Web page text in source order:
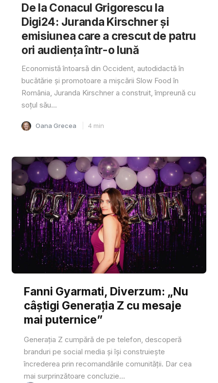
De la Conacul Grigorescu la
Digi24: Juranda Kirschner și
emisiunea care a crescut de patru
ori audiența într-o lună
Economistă întoarsă din Occident, autodidactă în
bucătărie și promotoare a mișcării Slow Food în
România, Juranda Kirschner a construit, împreună cu
soțul său...
Oana Grecea 4 min
Fanni Gyarmati, Diverzum: „Nu
câștigi Generația Z cu mesaje
mai puternice”
Generația Z cumpără de pe telefon, descoperă
branduri pe social media și își construiește
încrederea prin recomandările comunității. Dar cea
mai surprinzătoare concluzie...